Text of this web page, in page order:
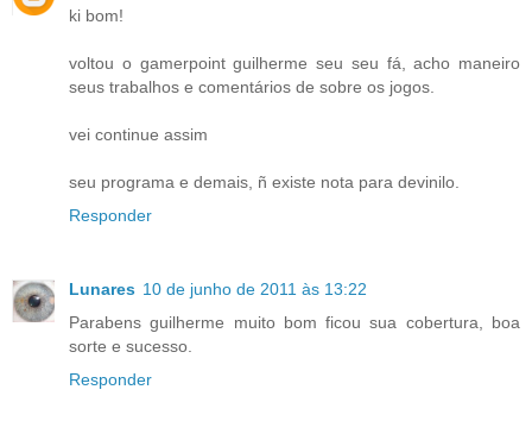
ki bom!
voltou o gamerpoint guilherme seu seu fá, acho maneiro
seus trabalhos e comentários de sobre os jogos.
vei continue assim
seu programa e demais, ñ existe nota para devinilo.
Responder
Lunares 10 de junho de 2011 às 13:22
Parabens guilherme muito bom ficou sua cobertura, boa
sorte e sucesso.
Responder